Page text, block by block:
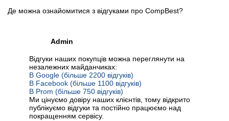
Де можна ознайомитися з відгуками про CompBest?
Admin
Відгуки наших покупців можна переглянути на
незалежних майданчиках:
В Google (більше 2200 відгуків)
В Facebook (більше 1100 відгуків)
В Prom (більше 750 відгуків)
Ми цінуємо довіру наших клієнтів, тому відкрито
публікуємо відгуки та постійно працюємо над
покращенням сервісу.